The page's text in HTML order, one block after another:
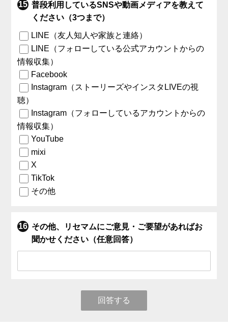
普段利用しているSNSや動画メディアを教えて
ください（3つまで）
LINE（友人知人や家族と連絡）
LINE（フォローしている公式アカウントからの
情報収集）
Facebook
Instagram（ストーリーズやインスタLIVEの視
聴）
Instagram（フォローしているアカウントからの
情報収集）
YouTube
mixi
X
TikTok
その他
その他、リセマムにご意見・ご要望があればお
聞かせください（任意回答）
回答する